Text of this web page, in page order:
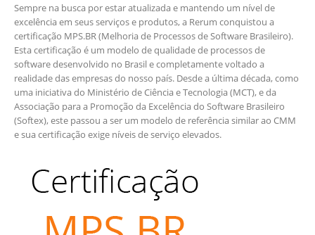
Sempre na busca por estar atualizada e mantendo um nível de
excelência em seus serviços e produtos, a Rerum conquistou a
certificação MPS.BR (Melhoria de Processos de Software Brasileiro).
Esta certificação é um modelo de qualidade de processos de
software desenvolvido no Brasil e completamente voltado a
realidade das empresas do nosso país. Desde a última década, como
uma iniciativa do Ministério de Ciência e Tecnologia (MCT), e da
Associação para a Promoção da Excelência do Software Brasileiro
(Softex), este passou a ser um modelo de referência similar ao CMM
e sua certificação exige níveis de serviço elevados.